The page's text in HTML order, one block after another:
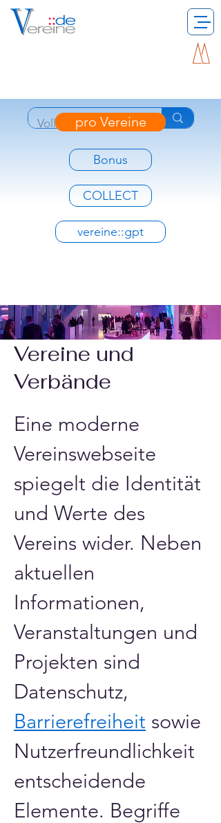
pro Vereine
Bonus
COLLECT
vereine::gpt
Vereine und
Verbände
Eine moderne
Vereinswebseite
spiegelt die Identität
und Werte des
Vereins wider. Neben
aktuellen
Informationen,
Veranstaltungen und
Projekten sind
Datenschutz,
Barrierefreiheit sowie
Nutzerfreundlichkeit
entscheidende
Elemente. Begriffe